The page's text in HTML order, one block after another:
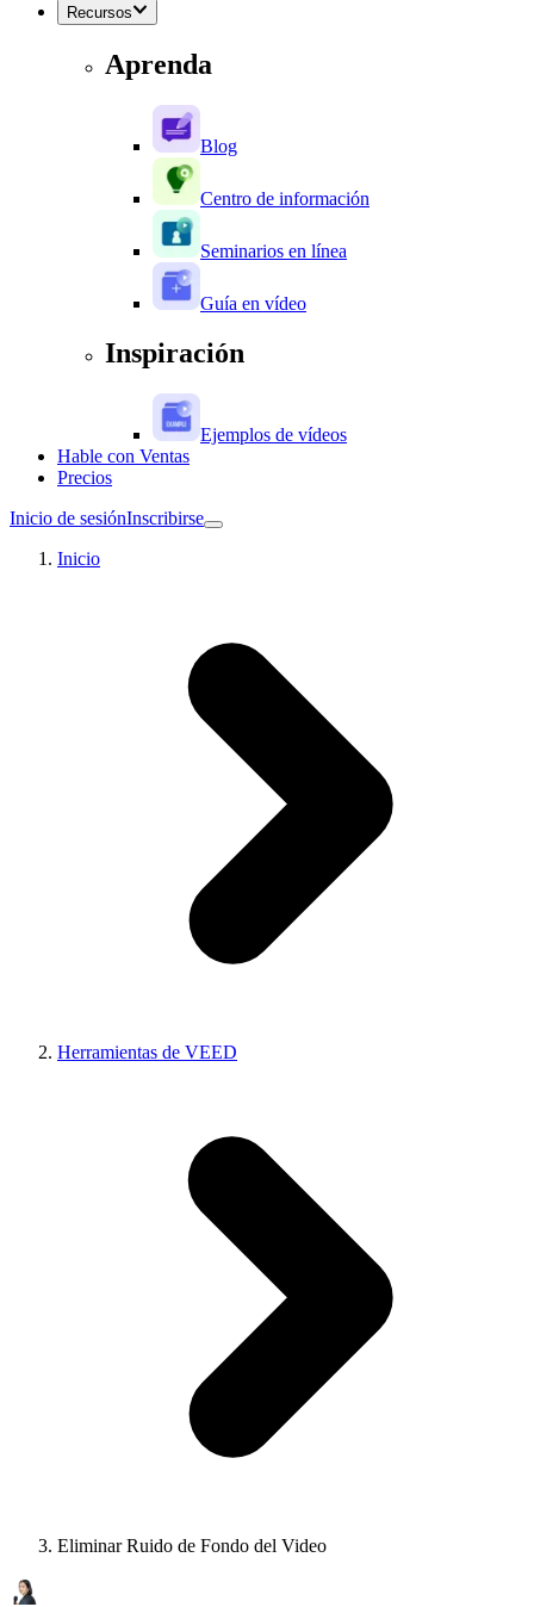
Recursos
Aprenda
Blog
Centro de información
Seminarios en línea
Guía en vídeo
Inspiración
Ejemplos de vídeos
Hable con Ventas
Precios
Inicio de sesiónInscribirse
Inicio
Herramientas de VEED
Eliminar Ruido de Fondo del Video